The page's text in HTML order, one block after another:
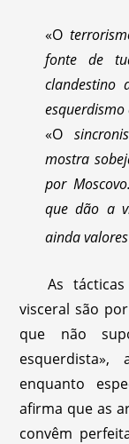
«O
fonte de
clandestino
«O
mostra
por
que dão a
ainda
As
visceral são
que não
esquerdista»,
enquanto
afirma que as
convêm